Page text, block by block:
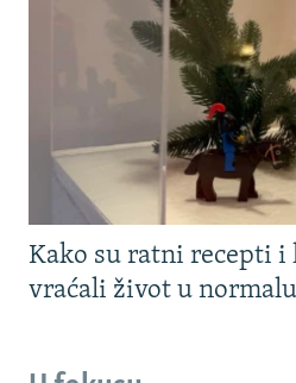
Kako su ratni recepti i
vraćali život u